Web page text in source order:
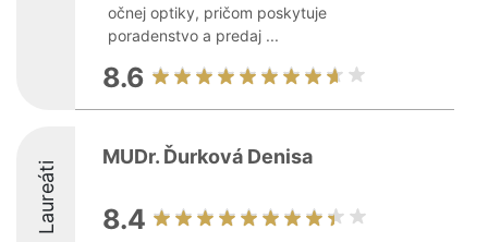
očnej optiky, pričom poskytuje
poradenstvo a predaj ...
8.6
Laureáti
MUDr. Ďurková Denisa
8.4